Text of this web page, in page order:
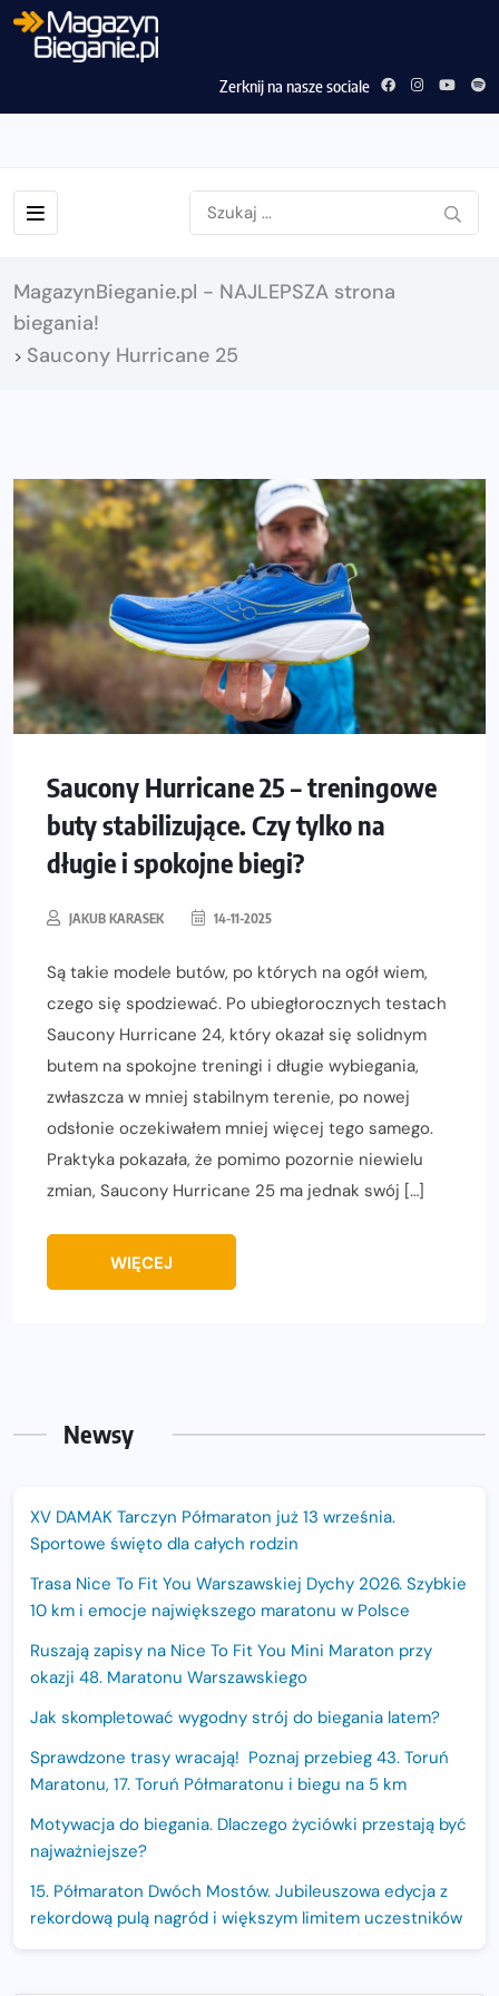
Zerknij na nasze sociale
MagazynBieganie.pl - NAJLEPSZA strona
biegania!
> Saucony Hurricane 25
Saucony Hurricane 25 – treningowe
buty stabilizujące. Czy tylko na
długie i spokojne biegi?
JAKUB KARASEK 14-11-2025
Są takie modele butów, po których na ogół wiem,
czego się spodziewać. Po ubiegłorocznych testach
Saucony Hurricane 24, który okazał się solidnym
butem na spokojne treningi i długie wybiegania,
zwłaszcza w mniej stabilnym terenie, po nowej
odsłonie oczekiwałem mniej więcej tego samego.
Praktyka pokazała, że pomimo pozornie niewielu
zmian, Saucony Hurricane 25 ma jednak swój […]
WIĘCEJ
Newsy
XV DAMAK Tarczyn Półmaraton już 13 września.
Sportowe święto dla całych rodzin
Trasa Nice To Fit You Warszawskiej Dychy 2026. Szybkie
10 km i emocje największego maratonu w Polsce
Ruszają zapisy na Nice To Fit You Mini Maraton przy
okazji 48. Maratonu Warszawskiego
Jak skompletować wygodny strój do biegania latem?
Sprawdzone trasy wracają! Poznaj przebieg 43. Toruń
Maratonu, 17. Toruń Półmaratonu i biegu na 5 km
Motywacja do biegania. Dlaczego życiówki przestają być
najważniejsze?
15. Półmaraton Dwóch Mostów. Jubileuszowa edycja z
rekordową pulą nagród i większym limitem uczestników